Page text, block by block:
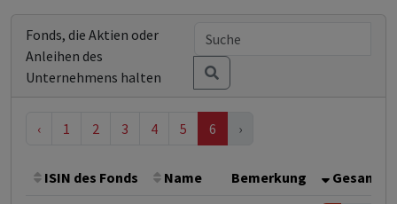
Fonds, die Aktien oder
Anleihen des
Unternehmens halten
‹ 1 2 3 4 5 6 ›
ISIN des Fonds Name Bemerkung